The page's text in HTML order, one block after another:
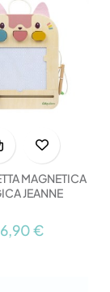
MAGNETICA
JEANNE
€